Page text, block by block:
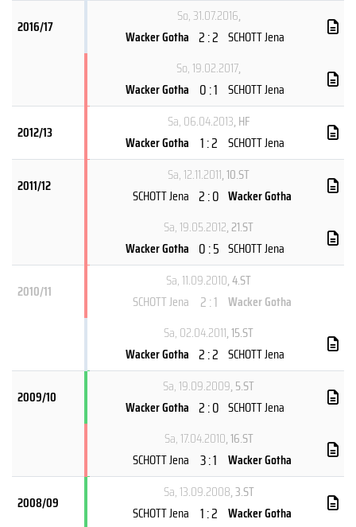
2016/17
So, 31.07.2016,
Wacker Gotha 2 : 2 SCHOTT Jena
So, 19.02.2017,
Wacker Gotha 0 : 1 SCHOTT Jena
2012/13
Sa, 06.04.2013, HF
Wacker Gotha 1 : 2 SCHOTT Jena
2011/12
Sa, 12.11.2011, 10.ST
SCHOTT Jena 2 : 0 Wacker Gotha
Sa, 19.05.2012, 21.ST
Wacker Gotha 0 : 5 SCHOTT Jena
2010/11
Sa, 11.09.2010, 4.ST
SCHOTT Jena
2 : 1 Wacker Gotha
Sa, 02.04.2011, 15.ST
Wacker Gotha 2 : 2 SCHOTT Jena
2009/10
Sa, 19.09.2009, 5.ST
Wacker Gotha 2 : 0 SCHOTT Jena
Sa, 17.04.2010, 16.ST
SCHOTT Jena 3 : 1 Wacker Gotha
2008/09
Sa, 13.09.2008, 3.ST
SCHOTT Jena 1 : 2 Wacker Gotha